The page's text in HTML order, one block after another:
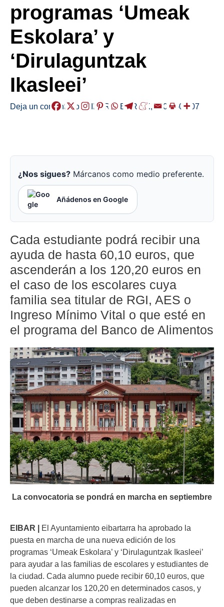
programas ‘Umeak
Eskolara’ y
‘Dirulaguntzak
Ikasleei’
Deja un comentario /EIBAR ,HERRIAK,/2023-08-07
¿Nos sigues? Márcanos como medio preferente.
Añádenos en Google
Cada estudiante podrá recibir una
ayuda de hasta 60,10 euros, que
ascenderán a los 120,20 euros en
el caso de los escolares cuya
familia sea titular de RGI, AES o
Ingreso Mínimo Vital o que esté en
el programa del Banco de Alimentos
La convocatoria se pondrá en marcha en septiembre
EIBAR | El Ayuntamiento eibartarra ha aprobado la
puesta en marcha de una nueva edición de los
programas ‘Umeak Eskolara’ y ‘Dirulaguntzak Ikasleei’
para ayudar a las familias de escolares y estudiantes de
la ciudad. Cada alumno puede recibir 60,10 euros, que
pueden alcanzar los 120,20 en determinados casos, y
que deben destinarse a compras realizadas en